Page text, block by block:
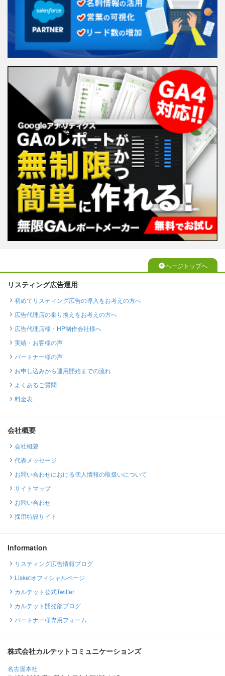
ページトップへ
リスティング広告運用
初めてリスティング広告の導入をお考えの方へ
広告代理店の乗り換えをお考えの方へ
広告代理店様・HP制作会社様へ
実績・お客様の声
パートナー様の声
お申し込みから運用開始までの流れ
よくあるご質問
料金表
会社概要
会社概要
代表メッセージ
お問い合わせにおける個人情報の取扱いについて
サイトマップ
お問い合わせ
採用特設サイト
Information
リスティング広告情報ブログ
Lisketオフィシャルページ
カルテット公式Twitter
カルテット開発部ブログ
パートナー様専用フォーム
株式会社カルテットコミュニケーションズ
名古屋本社